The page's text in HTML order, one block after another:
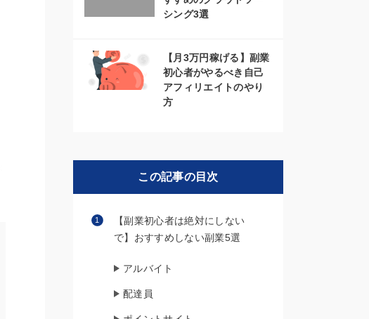
シング3選
【月3万円稼げる】副業
初心者がやるべき自己
アフィリエイトのやり
方
この記事の目次
【副業初心者は絶対にしない
で】おすすめしない副業5選
アルバイト
配達員